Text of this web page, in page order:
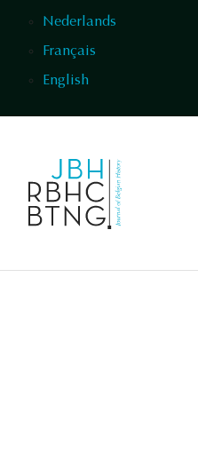
Nederlands
Français
English